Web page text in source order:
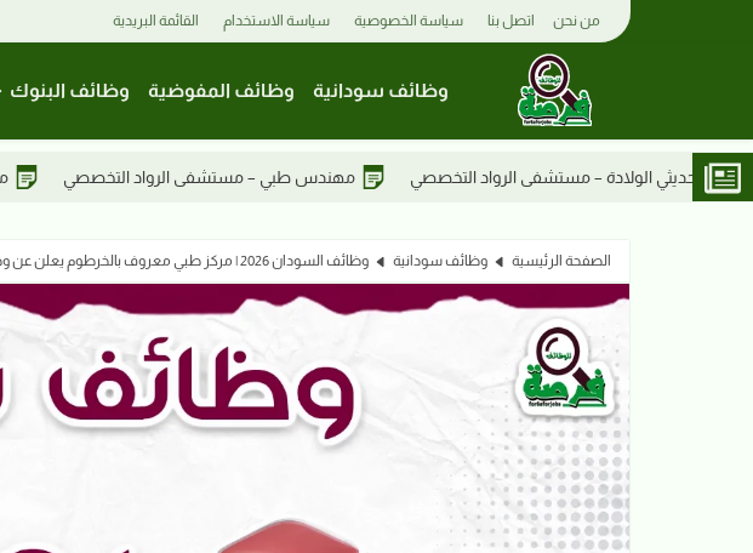
من نحن اتصل بنا سياسة الخصوصية سياسة الاستخدام القائمة البريدية
وظائف سودانية وظائف المفوضية وظائف البنوك
مهندس طبي – مستشفى الرواد التخصصي مختبرات طبية – مستشفى الرواد التخصصي
الصفحة الرئيسية وظائف سودانية وظائف السودان 2026 | مركز طبي معروف بالخرطوم يعلن عن وظائف شاغرة في عدة تخصصات